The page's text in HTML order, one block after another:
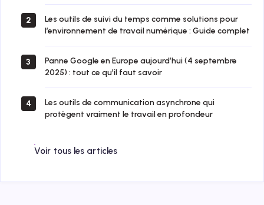
2
Les outils de suivi du temps comme solutions pour
l’environnement de travail numérique : Guide complet
3
Panne Google en Europe aujourd’hui (4 septembre
2025) : tout ce qu’il faut savoir
4
Les outils de communication asynchrone qui
protègent vraiment le travail en profondeur
Voir tous les articles